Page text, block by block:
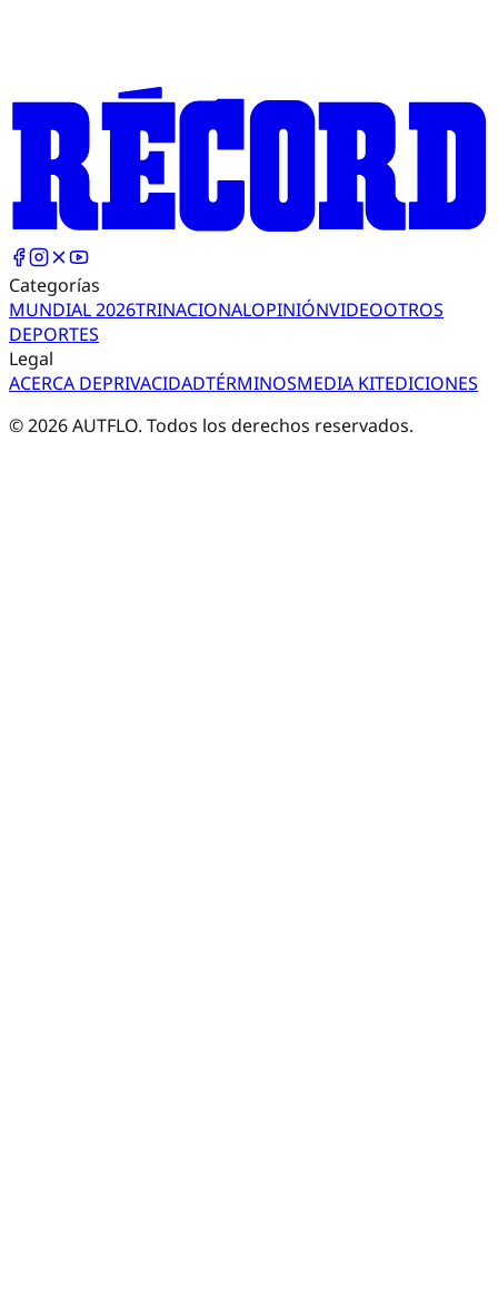
Categorías
MUNDIAL 2026TRINACIONALOPINIÓNVIDEOOTROS
DEPORTES
Legal
ACERCA DEPRIVACIDADTÉRMINOSMEDIA KITEDICIONES
©2026AUTFLO. Todos los derechos reservados.